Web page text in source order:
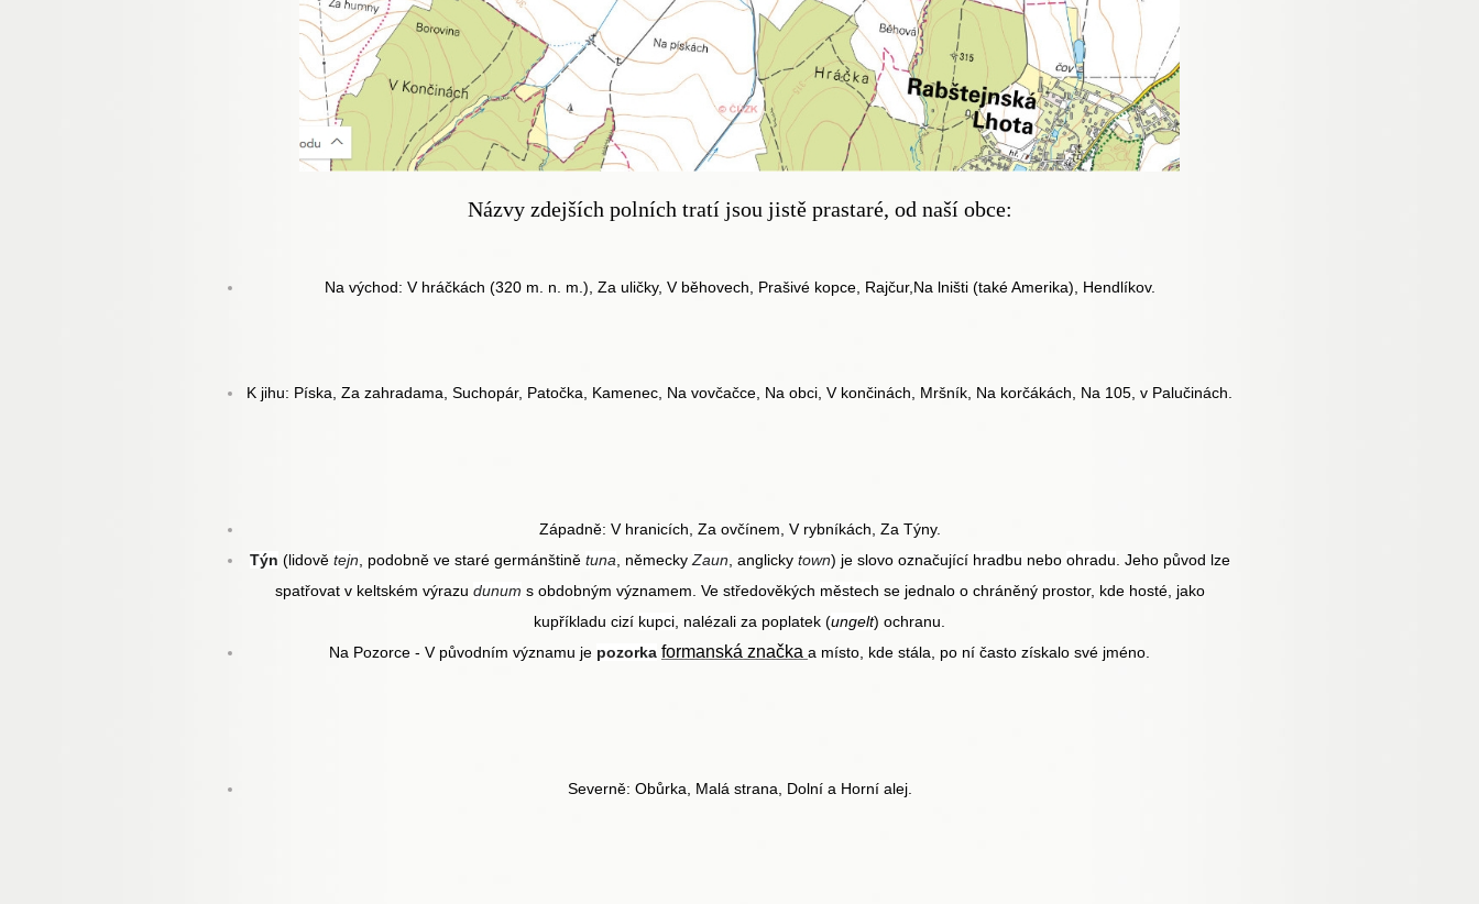
Názvy zdejších polních tratí jsou jistě prastaré, od naší obce:
Na východ: V hráčkách (320 m. n. m.), Za uličky, V běhovech, Prašivé kopce, Rajčur,Na lništi (také Amerika), Hendlíkov.
K jihu: Píska, Za zahradama, Suchopár, Patočka, Kamenec, Na vovčačce, Na obci, V končinách, Mršník, Na korčákách, Na 105, v Palučinách.
Západně: V hranicích, Za ovčínem, V rybníkách, Za Týny.
Týn (lidově tejn , podobně ve staré germánštině tuna , německy Zaun , anglicky town) je slovo označující hradbu nebo ohradu . Jeho původ lze
spatřovat v keltském výrazu dunum s obdobným významem. Ve středověkých městech se jednalo o chráněný prostor, kde hosté, jako
kupříkladu cizí kupci , nalézali za poplatek (ungelt) ochranu.
Na Pozorce - V původním významu je pozorka formanská značka a místo, kde stála, po ní často získalo své jméno.
Severně: Obůrka, Malá strana, Dolní a Horní alej.